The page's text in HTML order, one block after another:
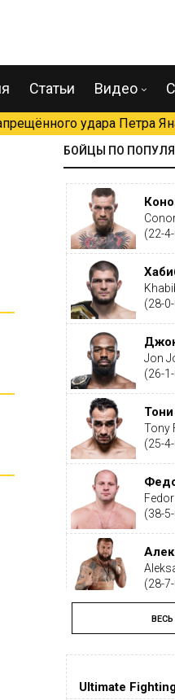
Статьи Видео
удара Петра
БОЙЦЫ ПО
(22-
(28-
Jon
(26-
Tony
(25-
(38-
(28-
(19-
Ultimate